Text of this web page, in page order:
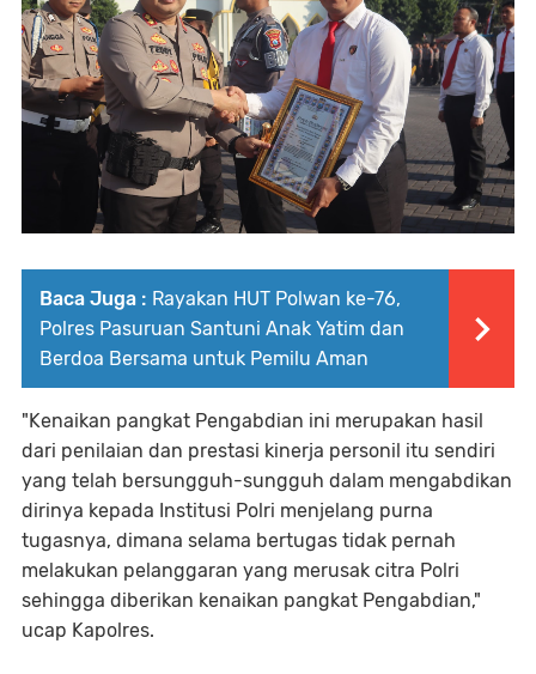
Baca Juga : Rayakan HUT Polwan ke-76,
Polres Pasuruan Santuni Anak Yatim dan
Berdoa Bersama untuk Pemilu Aman
"Kenaikan pangkat Pengabdian ini merupakan hasil
dari penilaian dan prestasi kinerja personil itu sendiri
yang telah bersungguh-sungguh dalam mengabdikan
dirinya kepada Institusi Polri menjelang purna
tugasnya, dimana selama bertugas tidak pernah
melakukan pelanggaran yang merusak citra Polri
sehingga diberikan kenaikan pangkat Pengabdian,"
ucap Kapolres.